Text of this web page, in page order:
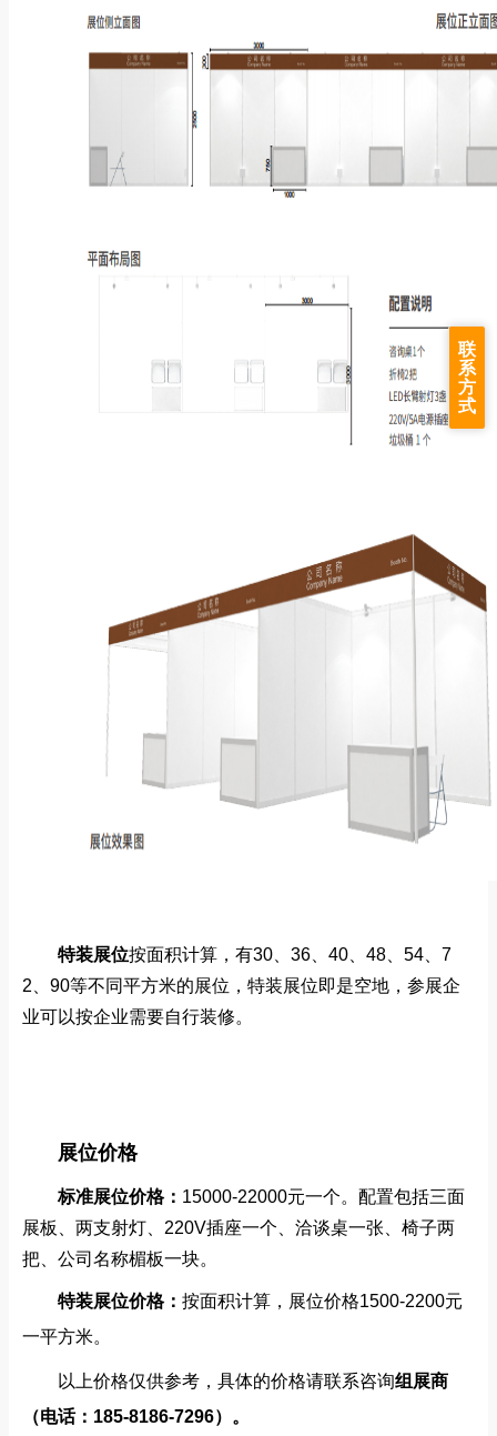
特装展位按面积计算，有30、36、40、48、54、7
2、90等不同平方米的展位，特装展位即是空地， 参展企
业可以按企业需要自行装修。
展位价格
标准展位价格： 15000-22000元一个。配置包括三面
展板、两支射灯、220V插座一个、洽谈桌一张、椅子两
把、公司名称楣板一块。
特装展位价格： 按面积计算 ，展位价格1500-2200元
一平方米。
以上价格仅供参考，具体的价格请联系咨询组展商
（电话：185-8186-7296）。
联
系
方
式